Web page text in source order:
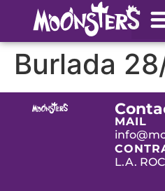
Burlada
MAIL
L.A.